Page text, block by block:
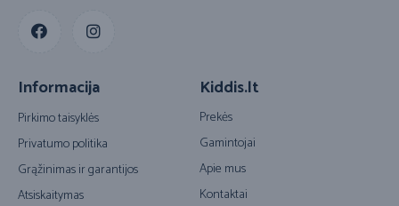
Informacija
Pirkimo taisyklės
Privatumo politika
Grąžinimas ir garantijos
Atsiskaitymas
Kiddis.lt
Prekės
Gamintojai
Apie mus
Kontaktai